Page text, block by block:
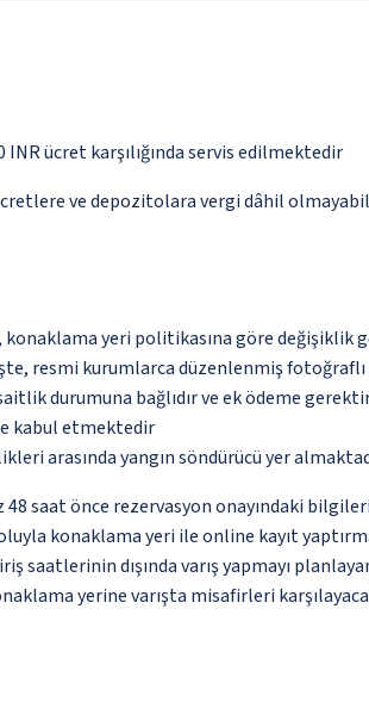
ücret karşılığında servis edilmektedir
ve depozitolara vergi dâhil olmayabil
konaklama yeri politikasına göre değişiklik
resmi kurumlarca düzenlenmiş
durumuna bağlıdır ve ek ödeme
kabul etmektedir
arasında yangın söndürücü yer
saat önce rezervasyon onayındaki
konaklama yeri ile online kayıt
saatlerinin dışında varış yapmayı
yerine varışta misafirleri